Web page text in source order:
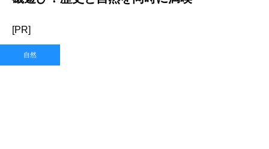
[PR]
自然